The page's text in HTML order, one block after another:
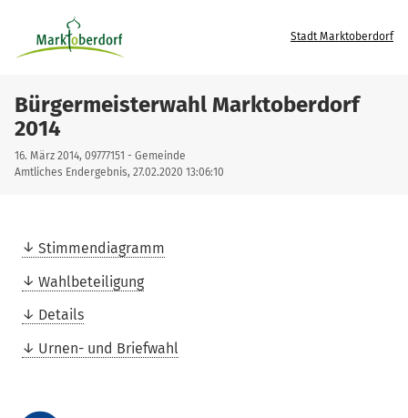
Stadt Marktoberdorf
Bürgermeisterwahl Marktoberdorf
2014
16. März 2014, 09777151 - Gemeinde
Amtliches Endergebnis, 27.02.2020 13:06:10
Stimmendiagramm
Wahlbeteiligung
Details
Urnen- und Briefwahl